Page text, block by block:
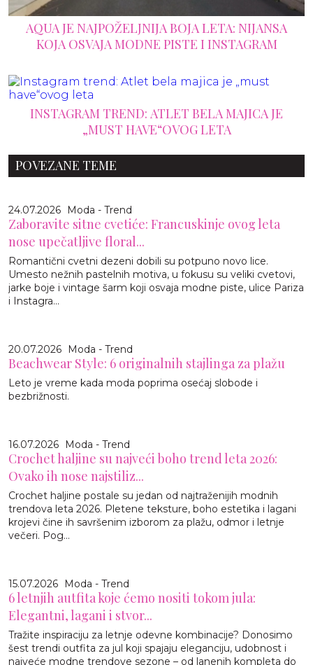
AQUA JE NAJPOŽELJNIJA BOJA LETA: NIJANSA
KOJA OSVAJA MODNE PISTE I INSTAGRAM
INSTAGRAM TREND: ATLET BELA MAJICA JE
„MUST HAVE“OVOG LETA
POVEZANE TEME
24.07.2026 Moda - Trend
Zaboravite sitne cvetiće: Francuskinje ovog leta
nose upečatljive floral...
Romantični cvetni dezeni dobili su potpuno novo lice.
Umesto nežnih pastelnih motiva, u fokusu su veliki cvetovi,
jarke boje i vintage šarm koji osvaja modne piste, ulice Pariza
i Instagra...
20.07.2026 Moda - Trend
Beachwear Style: 6 originalnih stajlinga za plažu
Leto je vreme kada moda poprima osećaj slobode i
bezbrižnosti.
16.07.2026 Moda - Trend
Crochet haljine su najveći boho trend leta 2026:
Ovako ih nose najstiliz...
Crochet haljine postale su jedan od najtraženijih modnih
trendova leta 2026. Pletene teksture, boho estetika i lagani
krojevi čine ih savršenim izborom za plažu, odmor i letnje
večeri. Pog...
15.07.2026 Moda - Trend
6 letnjih autfita koje ćemo nositi tokom jula:
Elegantni, lagani i stvor...
Tražite inspiraciju za letnje odevne kombinacije? Donosimo
šest trendi outfita za jul koji spajaju eleganciju, udobnost i
najveće modne trendove sezone – od lanenih kompleta do